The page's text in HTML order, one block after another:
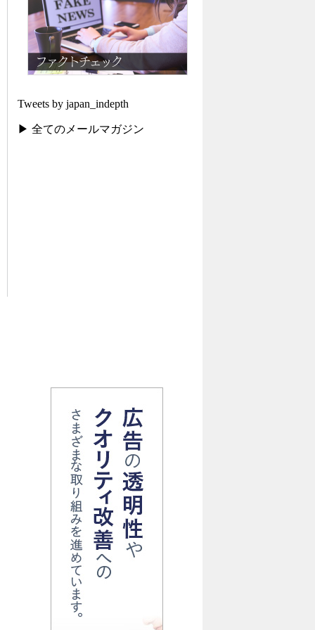
Tweets by japan_indepth
▶ 全てのメールマガジン